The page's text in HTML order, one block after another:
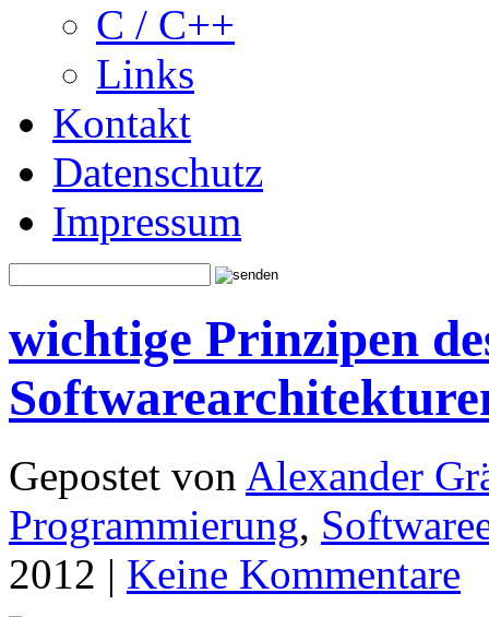
C / C++
Links
Kontakt
Datenschutz
Impressum
wichtige Prinzipen
Gepostet von Alexander
Programmierung,
2012 | Keine Kommentare